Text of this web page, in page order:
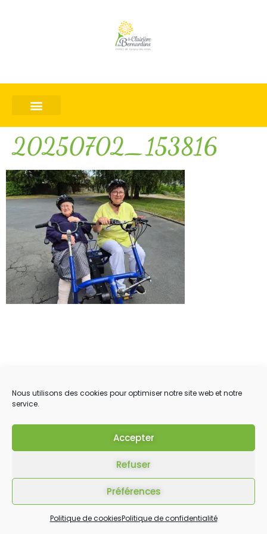
Nous utilisons des cookies pour optimiser notre site web et notre
service.
Accepter
Refuser
Préférences
Politique de cookiesPolitique de confidentialité
20250702_153816